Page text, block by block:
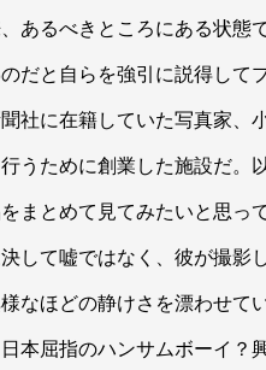
あるべきところにある状態
だと自らを強引に説得して
社に在籍していた写真家、
うために創業した施設だ。
まとめて見てみたいと思っ
して嘘ではなく、彼が撮影
なほどの静けさを漂わせて
本屈指のハンサムボーイ？